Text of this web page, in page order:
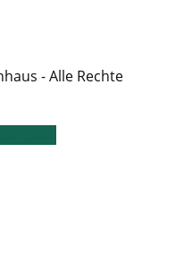
- Alle Rechte